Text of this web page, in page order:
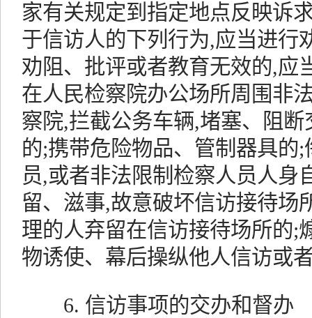
家有关规定到指定地点反映诉
于信访人的下列行为,应当进行
劝阻、批评或者教育无效的,应
在人民检察院办公场所周围非
察院,拦截公务车辆,堵塞、阻
的;携带危险物品、管制器具的
员,或者非法限制检察人员人身
留、滋事,故意破坏信访接待场
理的人弃留在信访接待场所的;
物诱使、幕后操纵他人信访或
6. 信访事项的交办和督办